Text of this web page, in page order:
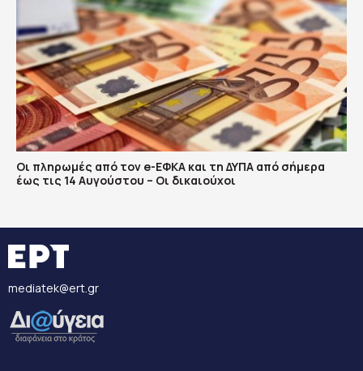
Οι πληρωμές από τον e-ΕΦΚΑ και τη ΔΥΠΑ από σήμερα
έως τις 14 Αυγούστου – Οι δικαιούχοι
mediatek@ert.gr